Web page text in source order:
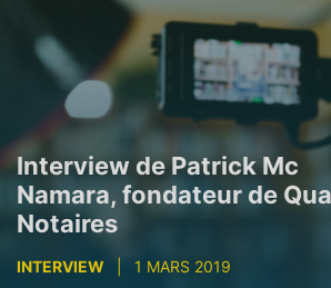
Interview de Patrick Mc
Namara, fondateur de
Notaires
INTERVIEW 1 MARS 2019